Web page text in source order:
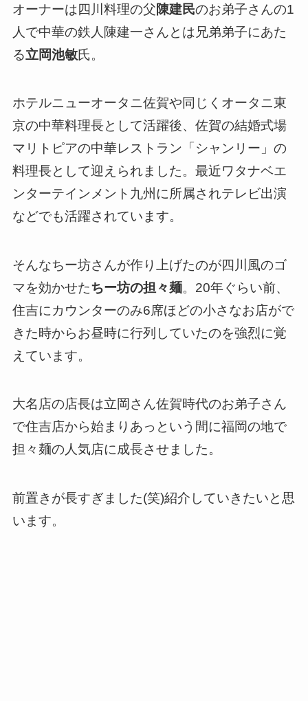
オーナーは四川料理の父陳建民のお弟子さんの1
人で中華の鉄人陳建一さんとは兄弟弟子にあた
る立岡池敏氏。
ホテルニューオータニ佐賀や同じくオータニ東
京の中華料理長として活躍後、佐賀の結婚式場
マリトピアの中華レストラン「シャンリー」の
料理長として迎えられました。最近ワタナベエ
ンターテインメント九州に所属されテレビ出演
などでも活躍されています。
そんなちー坊さんが作り上げたのが四川風のゴ
マを効かせたちー坊の担々麺。20年ぐらい前、
住吉にカウンターのみ6席ほどの小さなお店がで
きた時からお昼時に行列していたのを強烈に覚
えています。
大名店の店長は立岡さん佐賀時代のお弟子さん
で住吉店から始まりあっという間に福岡の地で
担々麺の人気店に成長させました。
前置きが長すぎました(笑)紹介していきたいと思
います。